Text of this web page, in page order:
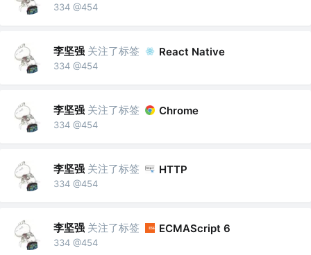
334 @454
李坚强 关注了标签 React Native
334 @454
李坚强 关注了标签 Chrome
334 @454
李坚强 关注了标签 HTTP
334 @454
李坚强 关注了标签 ECMAScript 6
334 @454